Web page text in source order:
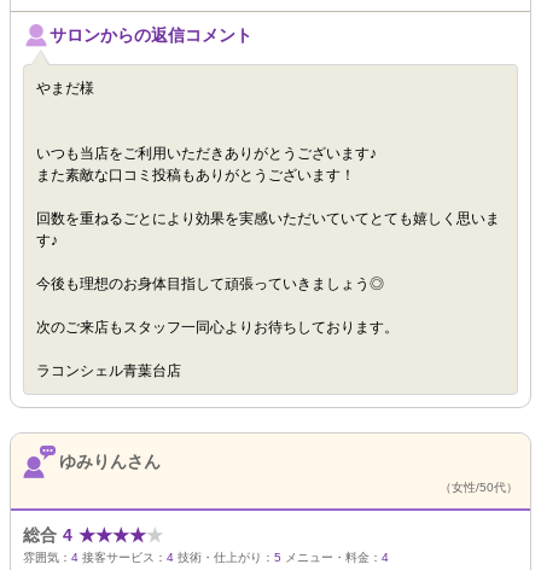
サロンからの返信コメント
やまだ様
いつも当店をご利用いただきありがとうございます♪
また素敵な口コミ投稿もありがとうございます！
回数を重ねるごとにより効果を実感いただいていてとても嬉しく思いま
す♪
今後も理想のお身体目指して頑張っていきましょう◎
次のご来店もスタッフ一同心よりお待ちしております。
ラコンシェル青葉台店
ゆみりんさん
（女性/50代）
総合 4 ★★★★★
雰囲気： 4 接客サービス： 4 技術・仕上がり： 5 メニュー・料金： 4